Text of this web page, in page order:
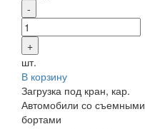
шт.
В корзину
Загрузка под кран, кар.
Автомобили со съемными
бортами